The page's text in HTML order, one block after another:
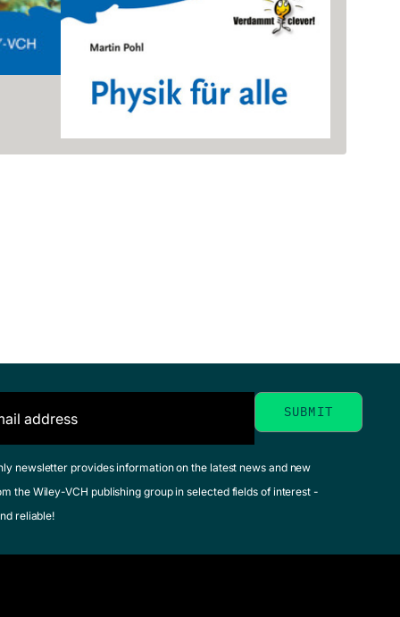
Physik für alle
Pohl, Martin
newsletter provides information on the latest news and new
the Wiley-VCH publishing group in selected fields of interest -
reliable!